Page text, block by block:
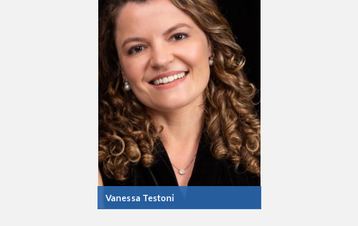
Vanessa Testoni